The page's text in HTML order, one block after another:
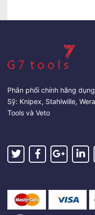
Phân phối chính hãng
Sỹ: Knipex, Stahlwille,
Tools và Veto